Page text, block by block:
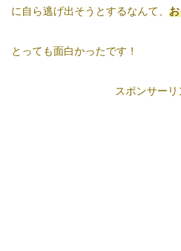
に自ら逃げ出そうとするなんて、
とっても面白かったです！
スポンサーリ